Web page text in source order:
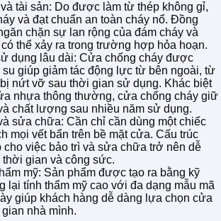
tài sản: Do được làm từ thép không gỉ,
và đạt chuẩn an toàn cháy nổ. Đồng
chặn sự lan rộng của đám cháy và
thể xảy ra trong trường hợp hỏa hoạn.
dụng lâu dài: Cửa chống cháy được
giúp giảm tác động lực từ bên ngoài, từ
nứt vỡ sau thời gian sử dụng. Khác biệt
nhựa thông thường, cửa chống cháy giữ
chất lượng sau nhiều năm sử dụng.
sửa chữa: Cần chỉ cần dùng một chiếc
mọi vết bẩn trên bề mặt cửa. Cấu trúc
việc bảo trì và sửa chữa trở nên dễ
gian và công sức.
mỹ: Sản phẩm được tạo ra bằng kỹ
lại tính thẩm mỹ cao với đa dạng mẫu mã
giúp khách hàng dễ dàng lựa chọn cửa
nhà mình.